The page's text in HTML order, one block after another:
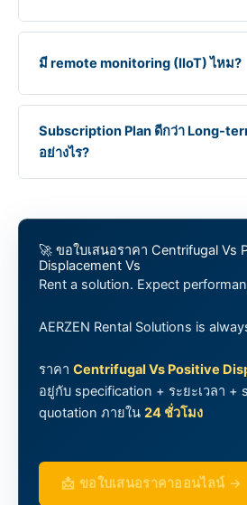
มี remote monitoring (IIoT) ไหม?
Subscription Plan ดีกว่า Long-
อย่างไร?
🚀 ขอใบเสนอราคา Centrifugal Vs
Displacement Vs
Rent a solution. Expect
AERZEN Rental Solutions is
ราคา Centrifugal Vs Positive
อยู่กับ specification + ระยะเวลา
quotation ภายใน 24 ชั่วโมง
📩 ขอใบเสนอราคาออนไลน์ →